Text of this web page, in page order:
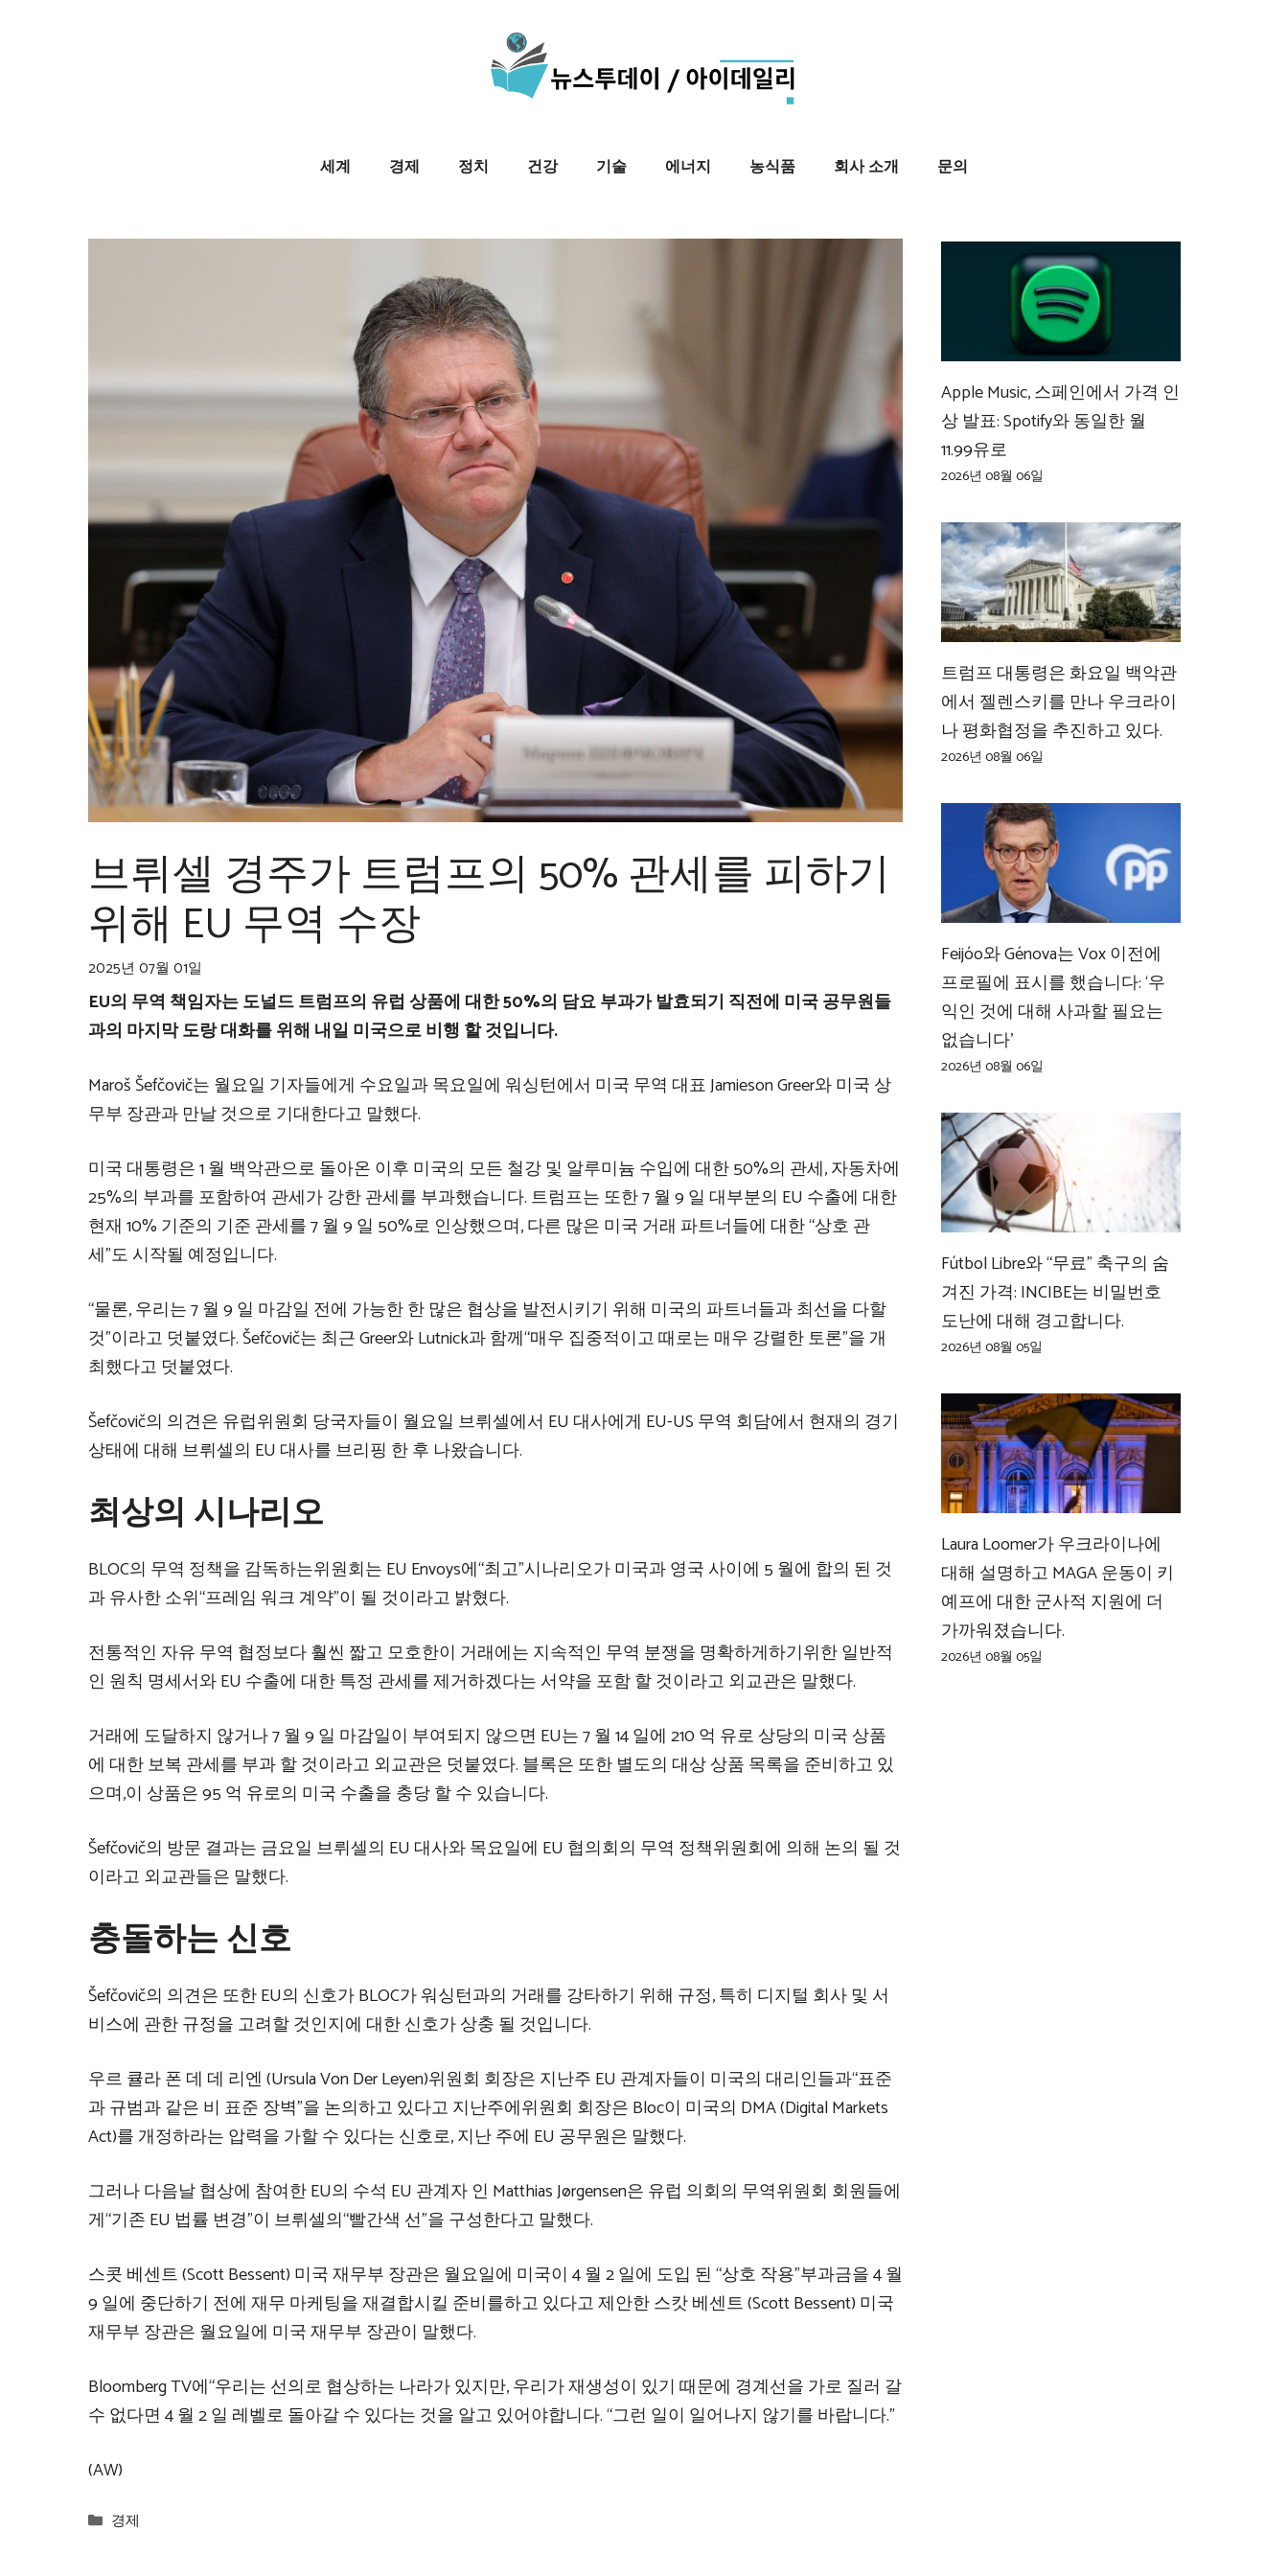
세계 경제 정치 건강 기술 에너지 농식품 회사 소개 문의
브뤼셀 경주가 트럼프의 50% 관세를 피하기
위해 EU 무역 수장
2025년 07월 01일
EU의 무역 책임자는 도널드 트럼프의 유럽 상품에 대한 50%의 담요 부과가 발효되기 직전에 미국 공무원들
과의 마지막 도랑 대화를 위해 내일 미국으로 비행 할 것입니다.
Maroš Šefčovič는 월요일 기자들에게 수요일과 목요일에 워싱턴에서 미국 무역 대표 Jamieson Greer와 미국 상
무부 장관과 만날 것으로 기대한다고 말했다.
미국 대통령은 1 월 백악관으로 돌아온 이후 미국의 모든 철강 및 알루미늄 수입에 대한 50%의 관세, 자동차에
25%의 부과를 포함하여 관세가 강한 관세를 부과했습니다. 트럼프는 또한 7 월 9 일 대부분의 EU 수출에 대한
현재 10% 기준의 기준 관세를 7 월 9 일 50%로 인상했으며, 다른 많은 미국 거래 파트너들에 대한 “상호 관
세”도 시작될 예정입니다.
“물론, 우리는 7 월 9 일 마감일 전에 가능한 한 많은 협상을 발전시키기 위해 미국의 파트너들과 최선을 다할
것”이라고 덧붙였다. Šefčovič는 최근 Greer와 Lutnick과 함께“매우 집중적이고 때로는 매우 강렬한 토론”을 개
최했다고 덧붙였다.
Šefčovič의 의견은 유럽위원회 당국자들이 월요일 브뤼셀에서 EU 대사에게 EU-US 무역 회담에서 현재의 경기
상태에 대해 브뤼셀의 EU 대사를 브리핑 한 후 나왔습니다.
최상의 시나리오
BLOC의 무역 정책을 감독하는위원회는 EU Envoys에“최고”시나리오가 미국과 영국 사이에 5 월에 합의 된 것
과 유사한 소위“프레임 워크 계약”이 될 것이라고 밝혔다.
전통적인 자유 무역 협정보다 훨씬 짧고 모호한이 거래에는 지속적인 무역 분쟁을 명확하게하기위한 일반적
인 원칙 명세서와 EU 수출에 대한 특정 관세를 제거하겠다는 서약을 포함 할 것이라고 외교관은 말했다.
거래에 도달하지 않거나 7 월 9 일 마감일이 부여되지 않으면 EU는 7 월 14 일에 210 억 유로 상당의 미국 상품
에 대한 보복 관세를 부과 할 것이라고 외교관은 덧붙였다. 블록은 또한 별도의 대상 상품 목록을 준비하고 있
으며,이 상품은 95 억 유로의 미국 수출을 충당 할 수 있습니다.
Šefčovič의 방문 결과는 금요일 브뤼셀의 EU 대사와 목요일에 EU 협의회의 무역 정책위원회에 의해 논의 될 것
이라고 외교관들은 말했다.
충돌하는 신호
Šefčovič의 의견은 또한 EU의 신호가 BLOC가 워싱턴과의 거래를 강타하기 위해 규정, 특히 디지털 회사 및 서
비스에 관한 규정을 고려할 것인지에 대한 신호가 상충 될 것입니다.
우르 큘라 폰 데 데 리엔 (Ursula Von Der Leyen)위원회 회장은 지난주 EU 관계자들이 미국의 대리인들과“표준
과 규범과 같은 비 표준 장벽”을 논의하고 있다고 지난주에위원회 회장은 Bloc이 미국의 DMA (Digital Markets
Act)를 개정하라는 압력을 가할 수 있다는 신호로, 지난 주에 EU 공무원은 말했다.
그러나 다음날 협상에 참여한 EU의 수석 EU 관계자 인 Matthias Jørgensen은 유럽 의회의 무역위원회 회원들에
게“기존 EU 법률 변경”이 브뤼셀의“빨간색 선”을 구성한다고 말했다.
스콧 베센트 (Scott Bessent) 미국 재무부 장관은 월요일에 미국이 4 월 2 일에 도입 된 “상호 작용”부과금을 4 월
9 일에 중단하기 전에 재무 마케팅을 재결합시킬 준비를하고 있다고 제안한 스캇 베센트 (Scott Bessent) 미국
재무부 장관은 월요일에 미국 재무부 장관이 말했다.
Bloomberg TV에“우리는 선의로 협상하는 나라가 있지만, 우리가 재생성이 있기 때문에 경계선을 가로 질러 갈
수 없다면 4 월 2 일 레벨로 돌아갈 수 있다는 것을 알고 있어야합니다. “그런 일이 일어나지 않기를 바랍니다.”
(AW)
Categories
경제
Apple Music, 스페인에서 가격 인
상 발표: Spotify와 동일한 월
11.99유로
2026년 08월 06일
트럼프 대통령은 화요일 백악관
에서 젤렌스키를 만나 우크라이
나 평화협정을 추진하고 있다.
2026년 08월 06일
Feijóo와 Génova는 Vox 이전에
프로필에 표시를 했습니다: ‘우
익인 것에 대해 사과할 필요는
없습니다’
2026년 08월 06일
Fútbol Libre와 “무료” 축구의 숨
겨진 가격: INCIBE는 비밀번호
도난에 대해 경고합니다.
2026년 08월 05일
Laura Loomer가 우크라이나에
대해 설명하고 MAGA 운동이 키
예프에 대한 군사적 지원에 더
가까워졌습니다.
2026년 08월 05일